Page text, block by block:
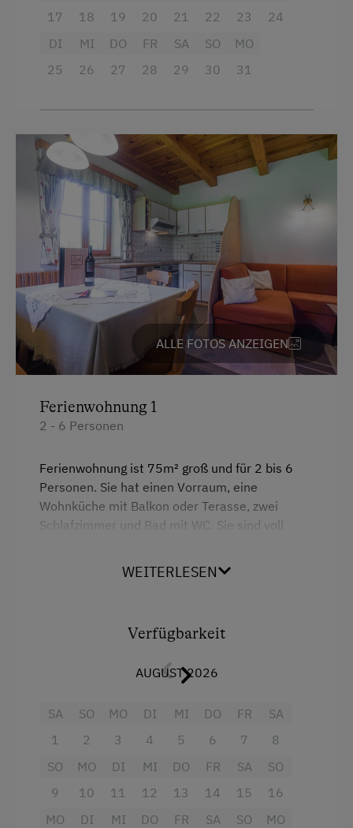
Dusche
Fernseher
Haarföhn
Heizung
Kaffeemaschine
Mikrowelle
Familienzimmer
Kochnische
Küchenausstattung
Kühlschrank
Wlan
Doppelbett (Kingsize)
17
18
19
20
21
22
23
24
DI
25
MI
26
DO
27
FR
28
SA
29
SO
30
MO
31
ALLE FOTOS ANZEIGEN
Ferienwohnung 1
2 - 6 Personen
Ferienwohnung ist 75m² groß und für 2 bis 6
Personen. Sie hat einen Vorraum, eine
Wohnküche mit Balkon oder Terasse, zwei
Schlafzimmer und Bad mit WC. Sie sind voll
Handtücher, Radio & SAT-TV) und mit massiven
Naturmöbel eingerichtet. Pro Woche Aufenthalt
Erlebnisschwimmbad, Zweimalige Benützung
Ausstattung
4 Plattenherd
Radio
Aussicht auf eine Berglandschaft
WEITERLESEN
Verfügbarkeit
AUGUST 2026
SA
1
SO
2
MO
3
DI
4
MI
5
DO
6
FR
7
SA
8
SO
9
MO
10
DI
11
MI
12
DO
13
FR
14
SA
15
SO
16
MO
DI MI DO FR SA SO MO